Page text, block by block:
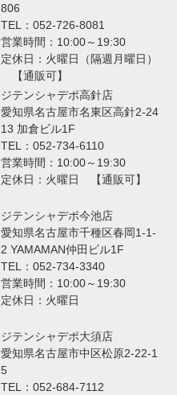
806
TEL：052-726-8081
営業時間：10:00～19:30
定休日：火曜日（隔週月曜日）
【通販可】
ジテンシャデポ高針店
愛知県名古屋市名東区高針2-24
13 加倉ビル1F
TEL：052-734-6110
営業時間：10:00～19:30
定休日：火曜日 【通販可】
ジテンシャデポ今池店
愛知県名古屋市千種区春岡1-1-
2 YAMAMAN仲田ビル1F
TEL：052-734-3340
営業時間：10:00～19:30
定休日：火曜日
ジテンシャデポ大須店
愛知県名古屋市中区松原2-22-1
5
TEL：052-684-7112